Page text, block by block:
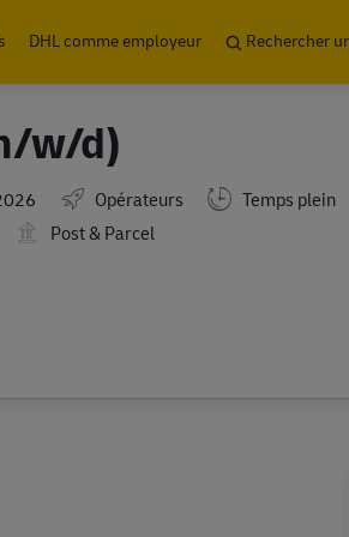
DHL comme employeur Rechercher
w/d)
Opérateurs
Temps plein
Post & Parcel